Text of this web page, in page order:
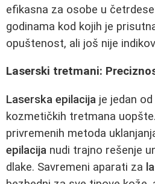
efikasna za osobe u
godinama kod kojih je
opuštenost, ali još nije
Laserski tretmani:
Laserska epilacija je jedan
kozmetičkih tretmana
privremenih metoda
epilacija nudi trajno rešenje
dlake. Savremeni aparati za